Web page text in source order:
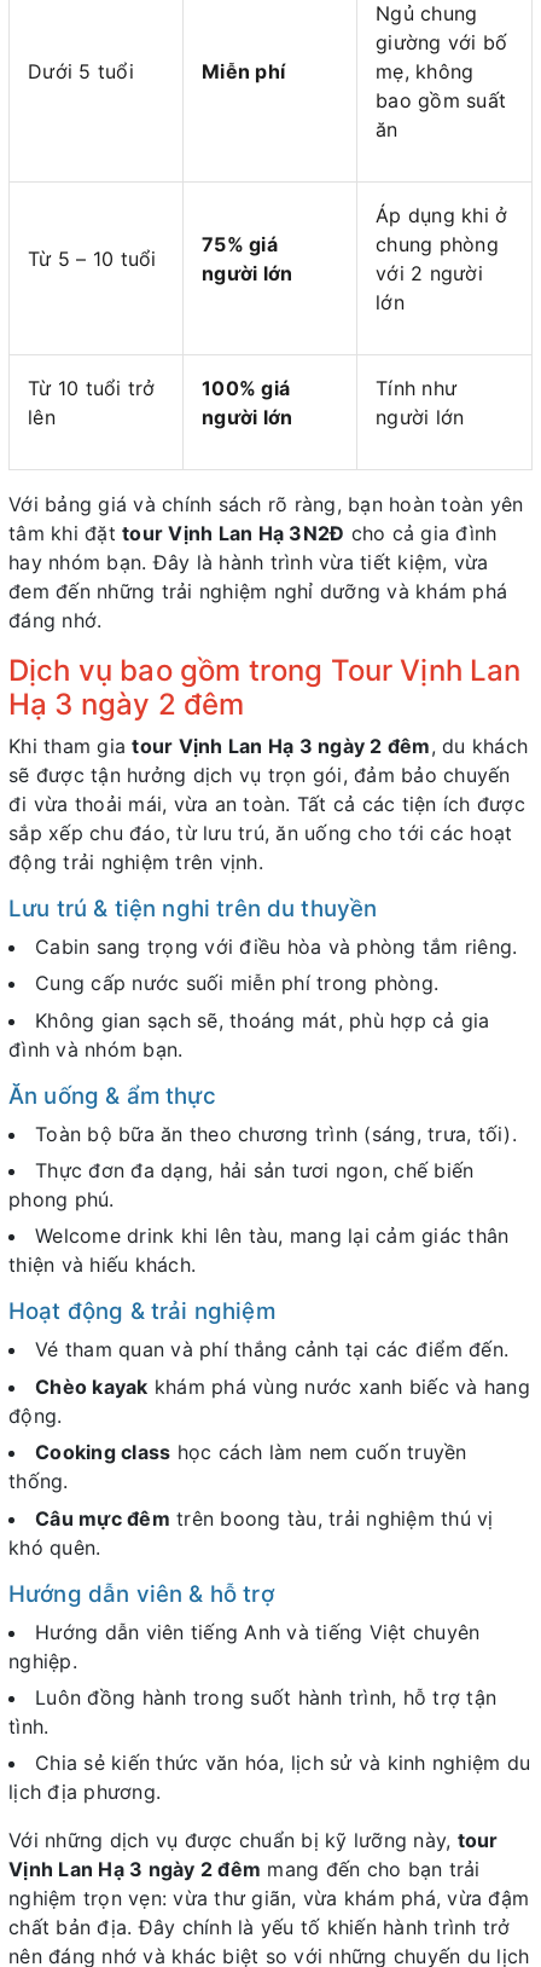
Dưới 5 tuổi Miễn phí
Ngủ chung
giường với bố
mẹ, không
bao gồm suất
ăn
Từ 5 – 10 tuổi
75% giá
người lớn
Áp dụng khi ở
chung phòng
với 2 người
lớn
Từ 10 tuổi trở
lên
100% giá
người lớn
Tính như
người lớn
Với bảng giá và chính sách rõ ràng, bạn hoàn toàn yên
tâm khi đặt tour Vịnh Lan Hạ 3N2Đ cho cả gia đình
hay nhóm bạn. Đây là hành trình vừa tiết kiệm, vừa
đem đến những trải nghiệm nghỉ dưỡng và khám phá
đáng nhớ.
Dịch vụ bao gồm trong Tour Vịnh Lan
Hạ 3 ngày 2 đêm
Khi tham giatour Vịnh Lan Hạ 3 ngày 2 đêm, du khách
sẽ được tận hưởng dịch vụ trọn gói, đảm bảo chuyến
đi vừa thoải mái, vừa an toàn. Tất cả các tiện ích được
sắp xếp chu đáo, từ lưu trú, ăn uống cho tới các hoạt
động trải nghiệm trên vịnh.
Lưu trú & tiện nghi trên du thuyền
Cabin sang trọng với điều hòa và phòng tắm riêng.
Cung cấp nước suối miễn phí trong phòng.
Không gian sạch sẽ, thoáng mát, phù hợp cả gia
đình và nhóm bạn.
Ăn uống & ẩm thực
Toàn bộ bữa ăn theo chương trình (sáng, trưa, tối).
Thực đơn đa dạng, hải sản tươi ngon, chế biến
phong phú.
Welcome drink khi lên tàu, mang lại cảm giác thân
thiện và hiếu khách.
Hoạt động & trải nghiệm
Vé tham quan và phí thắng cảnh tại các điểm đến.
Chèo kayak khám phá vùng nước xanh biếc và hang
động.
Cooking class học cách làm nem cuốn truyền
thống.
Câu mực đêm trên boong tàu, trải nghiệm thú vị
khó quên.
Hướng dẫn viên & hỗ trợ
Hướng dẫn viên tiếng Anh và tiếng Việt chuyên
nghiệp.
Luôn đồng hành trong suốt hành trình, hỗ trợ tận
tình.
Chia sẻ kiến thức văn hóa, lịch sử và kinh nghiệm du
lịch địa phương.
Với những dịch vụ được chuẩn bị kỹ lưỡng này, tour
Vịnh Lan Hạ 3 ngày 2 đêm mang đến cho bạn trải
nghiệm trọn vẹn: vừa thư giãn, vừa khám phá, vừa đậm
chất bản địa. Đây chính là yếu tố khiến hành trình trở
nên đáng nhớ và khác biệt so với những chuyến du lịch